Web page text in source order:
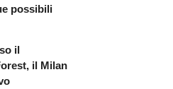
possibili
il
il Milan